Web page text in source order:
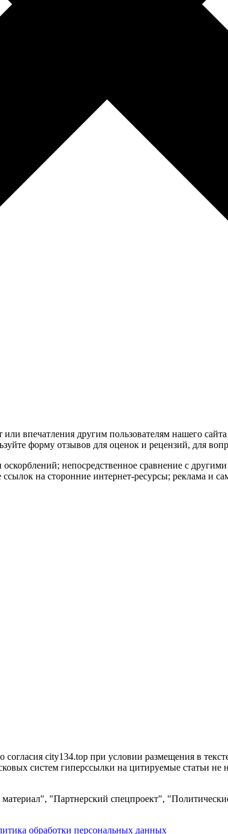
впечатления другим пользователям нашего
форму отзывов для оценок и рецензий, для
непосредственное сравнение с
на сторонние интернет-ресурсы; реклама и
city134.top при условии размещения в
систем гиперссылки на цитируемые статьи не
"Партнерский спецпроект",
обработки персональных данных